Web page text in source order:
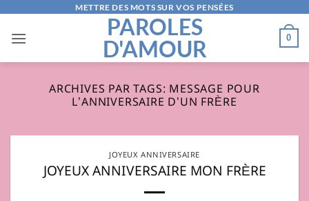
contenu
METTRE DES MOTS SUR VOS PENSÉES
PAROLES
D'AMOUR
0
ARCHIVES PAR TAGS: MESSAGE POUR
L’ANNIVERSAIRE D’UN FRÈRE
JOYEUX ANNIVERSAIRE
JOYEUX ANNIVERSAIRE MON FRÈRE